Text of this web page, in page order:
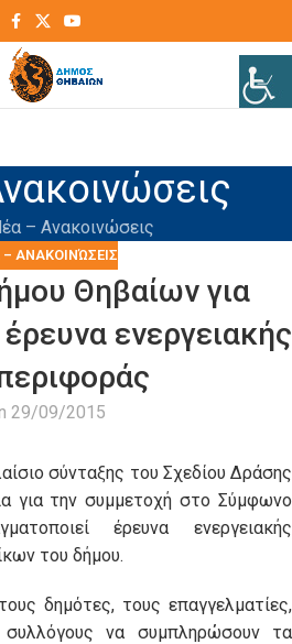
– Ανακοινώσεις
– ΑΝΑΚΟΙΝΏΣΕΙΣ
Θηβαίων για
ενεργειακής
29/09/2015
σύνταξης του Σχεδίου Δράσης
για την συμμετοχή στο Σύμφωνο
έρευνα ενεργειακής
του δήμου.
δημότες, τους επαγγελματίες,
να συμπληρώσουν τα